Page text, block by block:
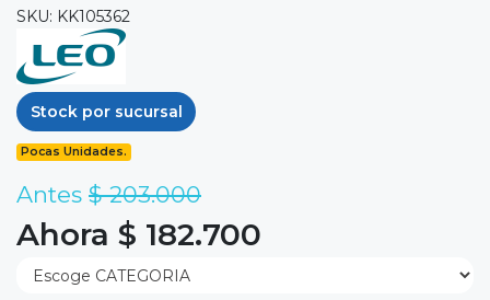
SKU: KK105362
Stock por sucursal
Pocas Unidades.
Antes $ 203.000
Ahora $ 182.700